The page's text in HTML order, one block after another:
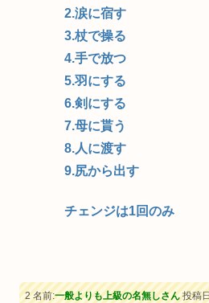
2.涙に宿す
3.杖で操る
4.手で放つ
5.羽にする
6.剣にする
7.母に貰う
8.人に渡す
9.尻から出す
チェンジは1回のみ
2 名前:一般よりも上級の名無しさん投稿